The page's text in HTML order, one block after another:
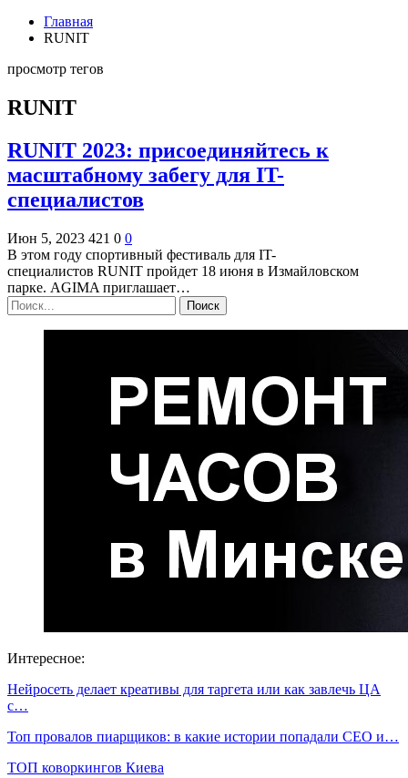
Главная
RUNIT
просмотр тегов
RUNIT
RUNIT 2023: присоединяйтесь к
масштабному забегу для IT-
специалистов
Июн 5, 2023 421 0 0
В этом году спортивный фестиваль для IT-
специалистов RUNIT пройдет 18 июня в Измайловском
парке. AGIMA приглашает…
Интересное:
Нейросеть делает креативы для таргета или как завлечь ЦА
с…
Топ провалов пиарщиков: в какие истории попадали СЕО и…
ТОП коворкингов Киева